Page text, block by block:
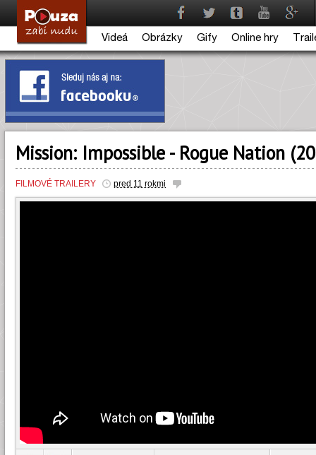
Videá Obrázky Gify Online hry
Mission: Impossible - Rogue Nation
FILMOVÉ TRAILERY pred 11 rokmi